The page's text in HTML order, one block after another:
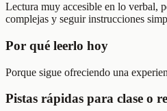
Lectura muy accesible en lo verbal,
complejas y seguir instrucciones
Por qué leerlo hoy
Porque sigue ofreciendo una
Pistas rápidas para clase o